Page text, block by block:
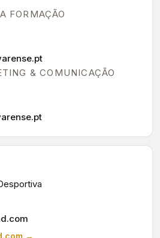
FORMAÇÃO
& COMUNICAÇÃO
→